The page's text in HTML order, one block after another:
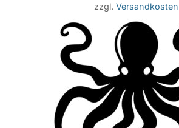
zzgl. Versandkosten